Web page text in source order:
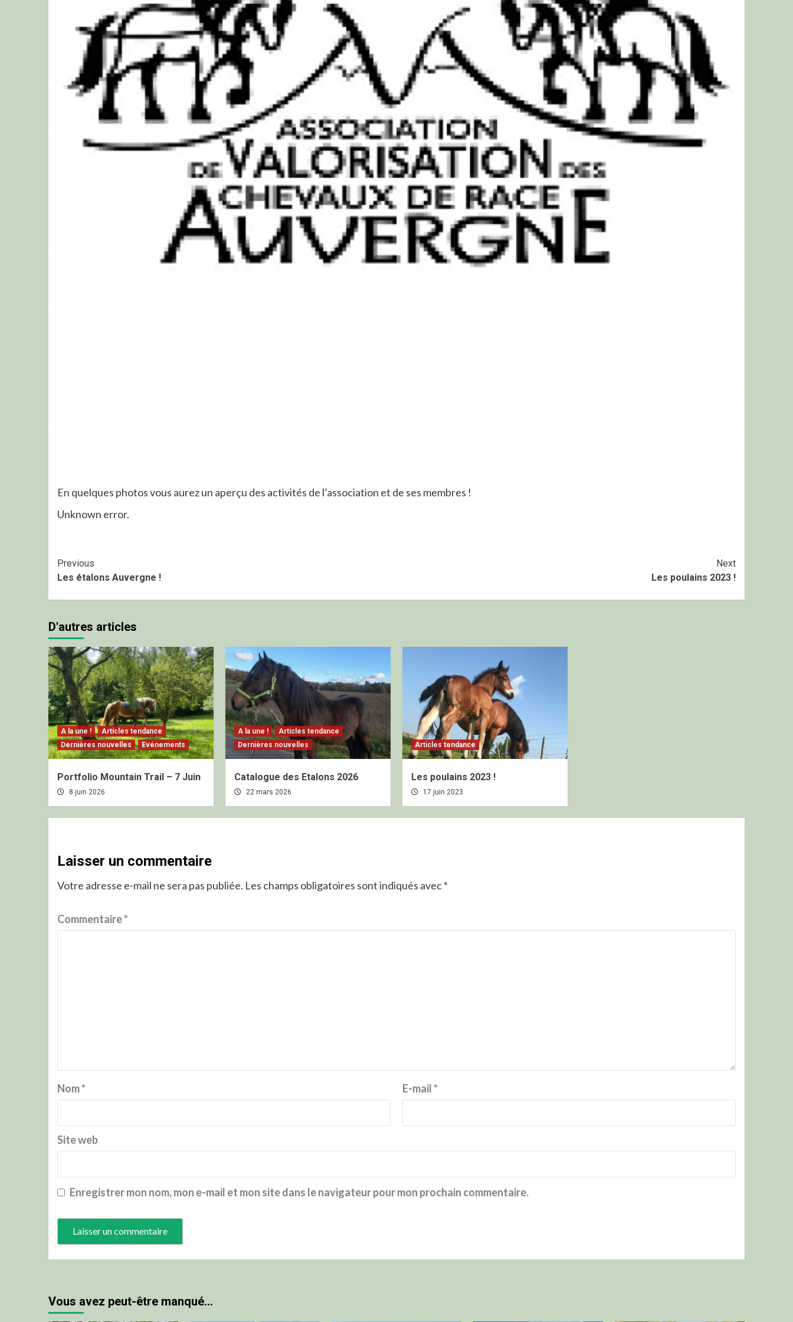
En quelques photos vous aurez un aperçu des activités de l’association et de ses membres !
Unknown error.
Continue
Reading
Previous
Les étalons Auvergne !
Next
Les poulains 2023 !
D'autres articles
A la une !
Articles tendance
Dernières nouvelles
Evénements
Portfolio Mountain Trail – 7 Juin
8 juin 2026
A la une !
Articles tendance
Dernières nouvelles
Catalogue des Etalons 2026
22 mars 2026
Articles tendance
Les poulains 2023 !
17 juin 2023
Laisser un commentaire
Votre adresse e-mail ne sera pas publiée. Les champs obligatoires sont indiqués avec*
Commentaire*
Nom* E-mail*
Site web
Enregistrer mon nom, mon e-mail et mon site dans le navigateur pour mon prochain commentaire.
Vous avez peut-être manqué…